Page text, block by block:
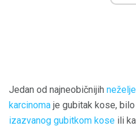
Jedan od najneobičnijih
karcinoma je gubitak kose,
izazvanog gubitkom kose ili